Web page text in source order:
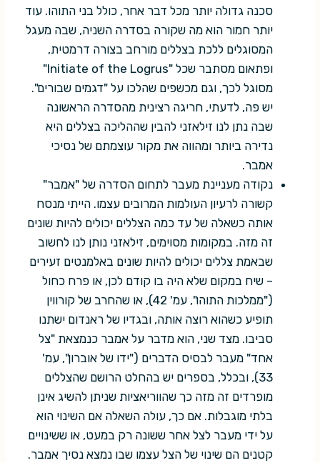
סכנה גדולה יותר מכל דבר אחר, כולל בני התוהו. עוד
יותר חמור הוא מה שקורה בסדרה השניה, שבה מעגל
המסוגלים ללכת בצללים מורחב בצורה דרמטית,
ופתאום מסתבר שכל "Initiate of the Logrus"
מסוגל לכך, וגם מכשפים שהלכו על "דגמים שבורים".
יש פה, לדעתי, חריגה רצינית מהסדרה הראשונה
שבה נתן לנו זילאזני להבין שההליכה בצללים היא
נדירה ביותר ומהווה את מקור עוצמתם של נסיכי
אמבר.
נקודה מעניינת מעבר לתחום הסדרה של "אמבר"
קשורה לרעיון העולמות המרובים עצמו. הייתי מנסח
אותה כשאלה של עד כמה הצללים יכולים להיות שונים
זה מזה. במקומות מסוימים, זילאזני נותן לנו לחשוב
שבאמת צללים יכולים להיות שונים באלמנטים זעירים
– שיח במקום שלא היה בו קודם לכן, או פרח כחול
("ממלכות התוהו", עמ' 42), או שהחרב של קורווין
תופיע כשהוא רוצה אותה, ובגדיו של ראנדום ישתנו
סביבו. מצד שני, הוא מדבר על אמבר כנמצאת "צל
אחד" מעבר לבסיס הדברים ("ידו של אוברון", עמ'
33), ובכלל, בספרים יש בהחלט הרושם שהצללים
מופרדים זה מזה כך שהווריאציות שניתן להשיג אינן
בלתי מוגבלות. אם כך, עולה השאלה אם השינוי הוא
על ידי מעבר לצל אחר ששונה רק במעט, או ששינויים
קטנים הם שינוי של הצל עצמו שבו נמצא נסיך אמבר.